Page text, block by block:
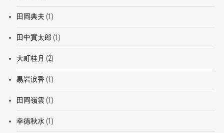
田岡典夫 (1)
田中貢太郎 (1)
大町桂月 (2)
黒岩涙香(1)
田岡嶺雲(1)
幸徳秋水 (1)